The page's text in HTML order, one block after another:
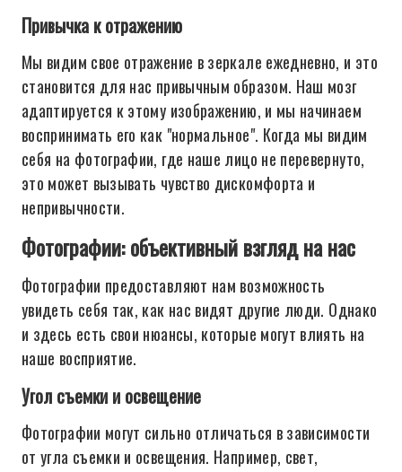
Привычка к отражению
Мы видим свое отражение в зеркале ежедневно, и это
становится для нас привычным образом. Наш мозг
адаптируется к этому изображению, и мы начинаем
воспринимать его как "нормальное". Когда мы видим
себя на фотографии, где наше лицо не перевернуто,
это может вызывать чувство дискомфорта и
непривычности.
Фотографии: объективный взгляд на нас
Фотографии предоставляют нам возможность
увидеть себя так, как нас видят другие люди. Однако
и здесь есть свои нюансы, которые могут влиять на
наше восприятие.
Угол съемки и освещение
Фотографии могут сильно отличаться в зависимости
от угла съемки и освещения. Например, свет,